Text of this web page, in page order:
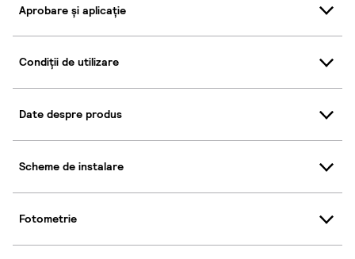
Aprobare și aplicație
Condiții de utilizare
Date despre produs
Scheme de instalare
Fotometrie